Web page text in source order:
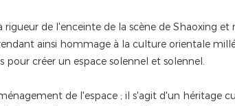
de l'enceinte de la scène de Shaoxing
ainsi hommage à la culture orientale
créer un espace solennel et solennel.
de l'espace ; il s'agit d'un héritage